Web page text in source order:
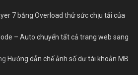
7 bằng Overload thử sức chịu tải của
– Auto chuyển tất cả trang web sang
Hướng dẫn chế ảnh số dư tài khoản MB